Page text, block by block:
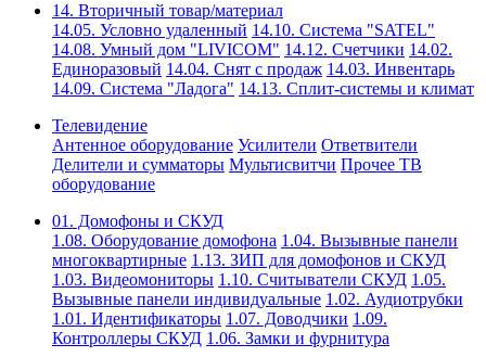
14. Вторичный товар/материал
14.05. Условно удаленный 14.10. Система "SATEL"
14.08. Умный дом "LIVICOM" 14.12. Счетчики 14.02.
Единоразовый 14.04. Снят с продаж 14.03. Инвентарь
14.09. Система "Ладога" 14.13. Сплит-системы и климат
Телевидение
Антенное оборудование Усилители Ответвители
Делители и сумматоры Мультисвитчи Прочее ТВ
оборудование
01. Домофоны и СКУД
1.08. Оборудование домофона 1.04. Вызывные панели
многоквартирные 1.13. ЗИП для домофонов и СКУД
1.03. Видеомониторы 1.10. Считыватели СКУД 1.05.
Вызывные панели индивидуальные 1.02. Аудиотрубки
1.01. Идентификаторы 1.07. Доводчики 1.09.
Контроллеры СКУД 1.06. Замки и фурнитура